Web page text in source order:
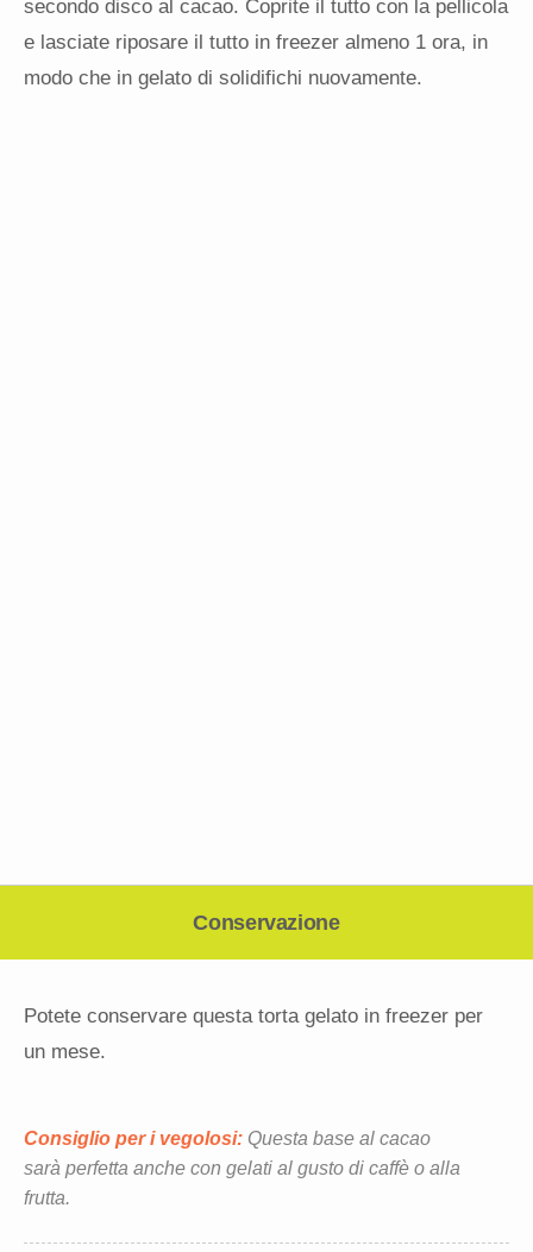
secondo disco al cacao. Coprite il tutto con la pellicola
e lasciate riposare il tutto in freezer almeno 1 ora, in
modo che in gelato di solidifichi nuovamente.
Conservazione
Potete conservare questa torta gelato in freezer per
un mese.
Consiglio per i vegolosi: Questa base al cacao
sarà perfetta anche con gelati al gusto di caffè o alla
frutta.